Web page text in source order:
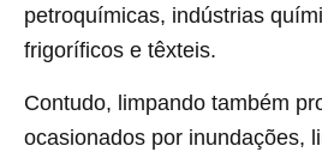
petroquímicas, indústrias
frigoríficos e têxteis.
Contudo, limpando também
ocasionados por inundações,